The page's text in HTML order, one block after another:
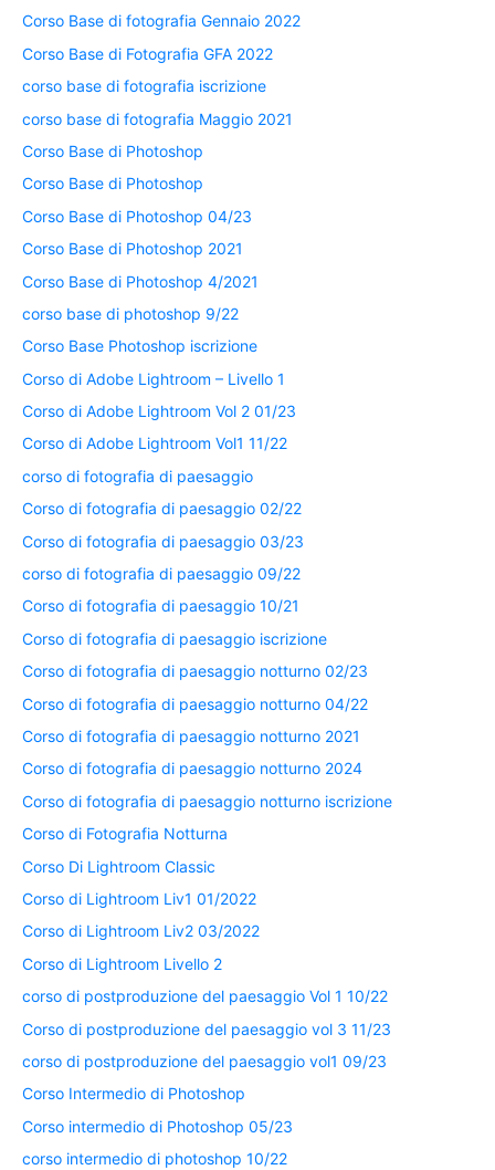
Corso Base di fotografia Gennaio 2022
Corso Base di Fotografia GFA 2022
corso base di fotografia iscrizione
corso base di fotografia Maggio 2021
Corso Base di Photoshop
Corso Base di Photoshop
Corso Base di Photoshop 04/23
Corso Base di Photoshop 2021
Corso Base di Photoshop 4/2021
corso base di photoshop 9/22
Corso Base Photoshop iscrizione
Corso di Adobe Lightroom – Livello 1
Corso di Adobe Lightroom Vol 2 01/23
Corso di Adobe Lightroom Vol1 11/22
corso di fotografia di paesaggio
Corso di fotografia di paesaggio 02/22
Corso di fotografia di paesaggio 03/23
corso di fotografia di paesaggio 09/22
Corso di fotografia di paesaggio 10/21
Corso di fotografia di paesaggio iscrizione
Corso di fotografia di paesaggio notturno 02/23
Corso di fotografia di paesaggio notturno 04/22
Corso di fotografia di paesaggio notturno 2021
Corso di fotografia di paesaggio notturno 2024
Corso di fotografia di paesaggio notturno iscrizione
Corso di Fotografia Notturna
Corso Di Lightroom Classic
Corso di Lightroom Liv1 01/2022
Corso di Lightroom Liv2 03/2022
Corso di Lightroom Livello 2
corso di postproduzione del paesaggio Vol 1 10/22
Corso di postproduzione del paesaggio vol 3 11/23
corso di postproduzione del paesaggio vol1 09/23
Corso Intermedio di Photoshop
Corso intermedio di Photoshop 05/23
corso intermedio di photoshop 10/22